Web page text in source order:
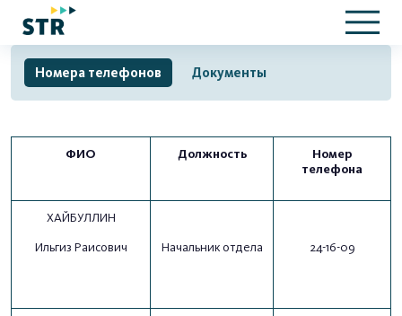
Номера телефонов Документы
ФИО Должность
Номер
телефона
ХАЙБУЛЛИН
Ильгиз Раисович
Начальник отдела 24-16-09